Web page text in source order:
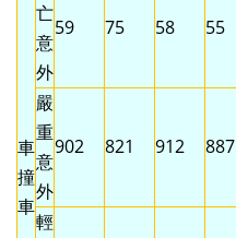
車
撞
車
亡
意
外
59 75 58 55
嚴
重
意
外
902 821 912 887
輕